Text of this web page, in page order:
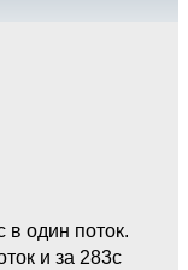
в один поток.
и за 283с